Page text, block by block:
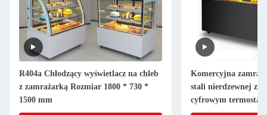
R404a Chłodzący wyświetlacz na chleb
z zamrażarką Rozmiar 1800 * 730 *
1500 mm
Komercyjna
stali nierdzewnej z
cyfrowym
ciast